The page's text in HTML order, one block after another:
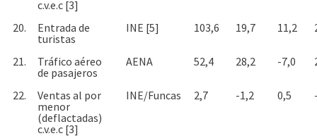
c.v.e.c [3]
20.
Entrada de
turistas
INE [5] 103,6 19,7 11,2
21.
Tráfico aéreo
de pasajeros
AENA 52,4 28,2 -7,0
22.
Ventas al por
menor
(deflactadas)
c.v.e.c [3]
INE/Funcas 2,7 -1,2 0,5